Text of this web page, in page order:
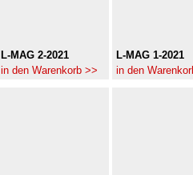
L-MAG 2-2021
in den Warenkorb >>
L-MAG 1-2021
in den